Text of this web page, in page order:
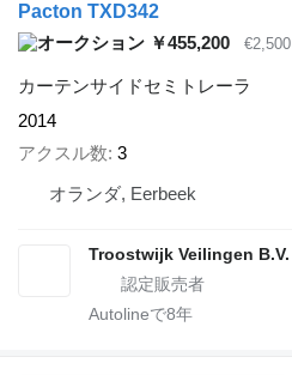
Pacton TXD342
￥455,200
€2,500
カーテンサイドセミトレーラ
2014
アクスル数 3
オランダ, Eerbeek
Troostwijk Veilingen B.V.
Autolineで8年